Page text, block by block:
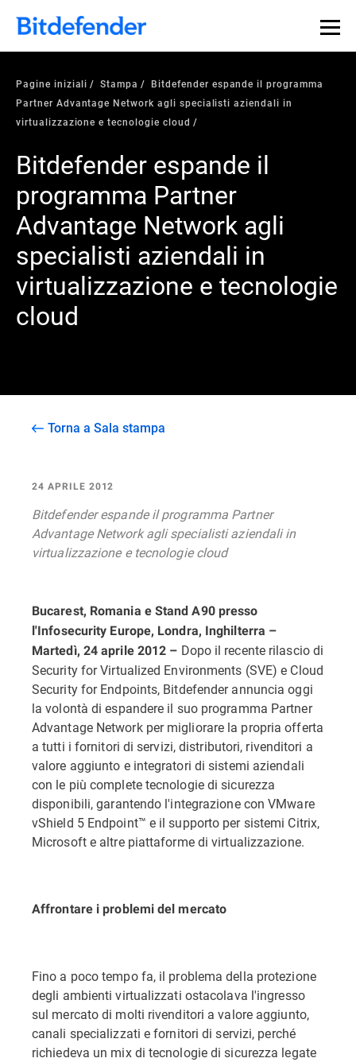
Pagine iniziali Stampa
Bitdefender espande il programma
Partner Advantage Network agli specialisti aziendali in
virtualizzazione e tecnologie cloud
Bitdefender espande il
programma Partner
Advantage Network agli
specialisti aziendali in
virtualizzazione e tecnologie
cloud
Torna a Sala stampa
24 APRILE 2012
Bitdefender espande il programma Partner
Advantage Network agli specialisti aziendali in
virtualizzazione e tecnologie cloud
Bucarest, Romania e Stand A90 presso
l'Infosecurity Europe, Londra, Inghilterra –
Martedì, 24 aprile 2012 – Dopo il recente rilascio di
Security for Virtualized Environments (SVE) e Cloud
Security for Endpoints, Bitdefender annuncia oggi
la volontà di espandere il suo programma Partner
Advantage Network per migliorare la propria offerta
a tutti i fornitori di servizi, distributori, rivenditori a
valore aggiunto e integratori di sistemi aziendali
con le più complete tecnologie di sicurezza
disponibili, garantendo l'integrazione con VMware
vShield 5 Endpoint™ e il supporto per sistemi Citrix,
Microsoft e altre piattaforme di virtualizzazione.
Affrontare i problemi del mercato
Fino a poco tempo fa, il problema della protezione
degli ambienti virtualizzati ostacolava l'ingresso
sul mercato di molti rivenditori a valore aggiunto,
canali specializzati e fornitori di servizi, perché
richiedeva un mix di tecnologie di sicurezza legate